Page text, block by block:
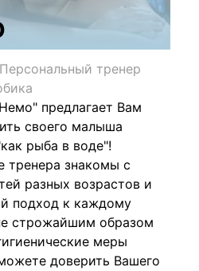
Персональный тренер
предлагает Вам
своего малыша
рыба в воде"!
тренера знакомы с
разных возрастов и
подход к каждому
строжайшим образом
меры
доверить Вашего